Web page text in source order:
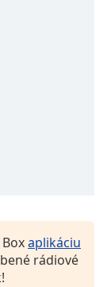
aplikáciu
rádiové